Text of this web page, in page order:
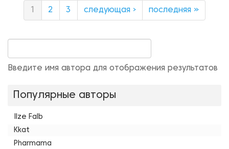
2 3 следующая › последняя »
Введите имя автора для отображения результатов
Популярные авторы
Ilze Falb
Kkat
Pharmama